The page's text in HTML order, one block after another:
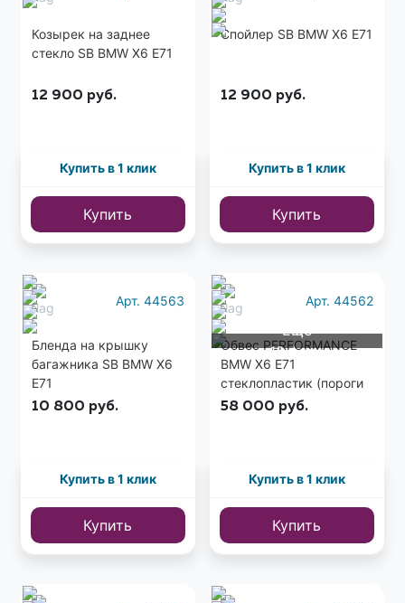
Козырек на заднее
стекло SB BMW X6 E71
12 900 руб.
Купить в 1 клик
Купить
Спойлер SB BMW X6 E71
12 900 руб.
Купить в 1 клик
Купить
Арт. 44563
Бленда на крышку
багажника SB BMW X6
E71
10 800 руб.
Купить в 1 клик
Купить
Еще
12 фото
Арт. 44562
Обвес PERFORMANCE
BMW X6 E71
стеклопластик (пороги
ABS)
58 000 руб.
Купить в 1 клик
Купить